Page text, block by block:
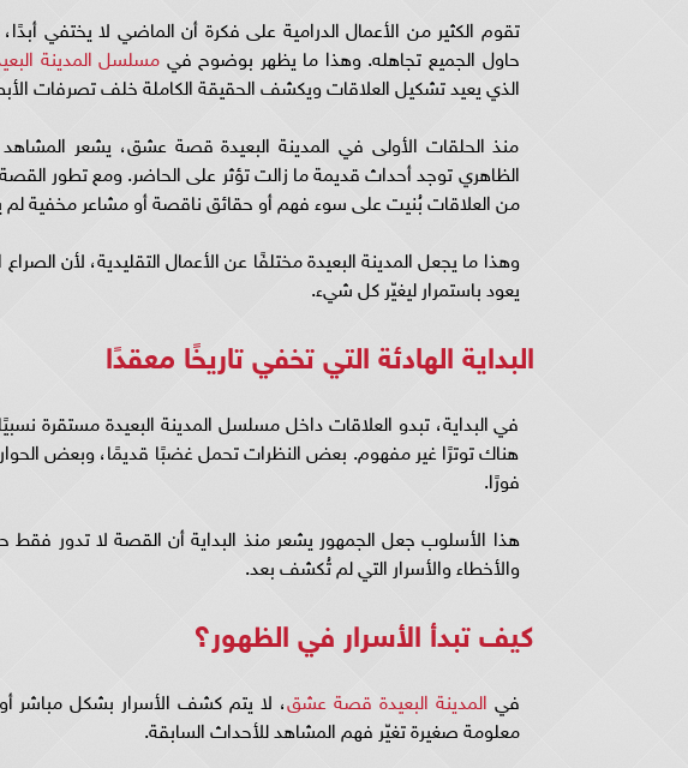
تقوم الكثير من الأعمال الدرامية على فكرة أن الماضي لا يختفي
حاول الجميع تجاهله. وهذا ما يظهر بوضوح في مسلسل المدينة
الذي يعيد تشكيل العلاقات ويكشف الحقيقة الكاملة خلف تصرفات
منذ الحلقات الأولى في المدينة البعيدة قصة عشق، يشعر
الظاهري توجد أحداث قديمة ما زالت تؤثر على الحاضر. ومع تطور
من العلاقات بُنيت على سوء فهم أو حقائق ناقصة أو مشاعر مخفية لم
وهذا ما يجعل المدينة البعيدة مختلفًا عن الأعمال التقليدية، لأن
يعود باستمرار ليغيّر كل شيء.
البداية الهادئة التي تخفي تاريخًا معقدًا
في البداية، تبدو العلاقات داخل مسلسل المدينة البعيدة
هناك توترًا غير مفهوم. بعض النظرات تحمل غضبًا قديمًا، وبعض
فورًا.
هذا الأسلوب جعل الجمهور يشعر منذ البداية أن القصة لا تدور فقط
والأخطاء والأسرار التي لم تُكشف بعد.
كيف تبدأ الأسرار في الظهور؟
في المدينة البعيدة قصة عشق، لا يتم كشف الأسرار بشكل مباشر
معلومة صغيرة تغيّر فهم المشاهد للأحداث السابقة.